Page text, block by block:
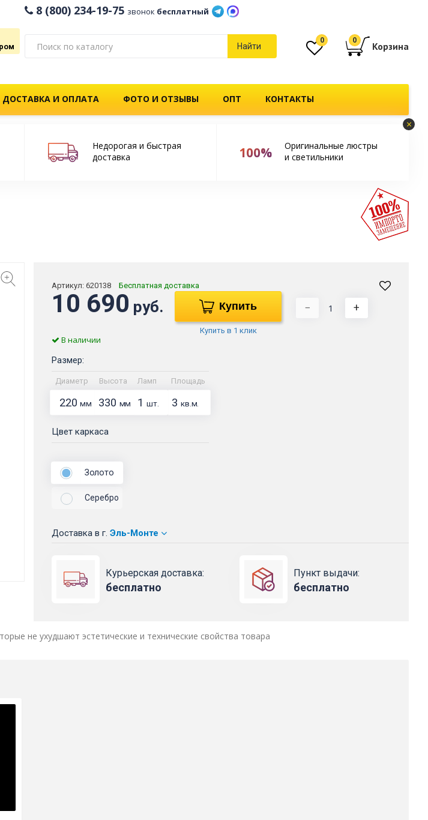
8 (800) 234-19-75 звонок бесплатный
Найти
0 0
Корзина
ДОСТАВКА И ОПЛАТА ФОТО И ОТЗЫВЫ ОПТ КОНТАКТЫ
×
Недорогая и быстрая
доставка
100%
Оригинальные люстры
и светильники
Артикул: 620138 Бесплатная доставка
10 690 руб. Купить
Купить в 1 клик
− +
В наличии
Размер:
Диаметр Высота Ламп Площадь
220мм 330 мм 1 шт. 3 кв.м.
Цвет каркаса
Золото
Серебро
Доставка в г. Эль-Монте
Курьерская доставка:
бесплатно
Пункт выдачи:
бесплатно
не ухудшают эстетические и технические свойства товара